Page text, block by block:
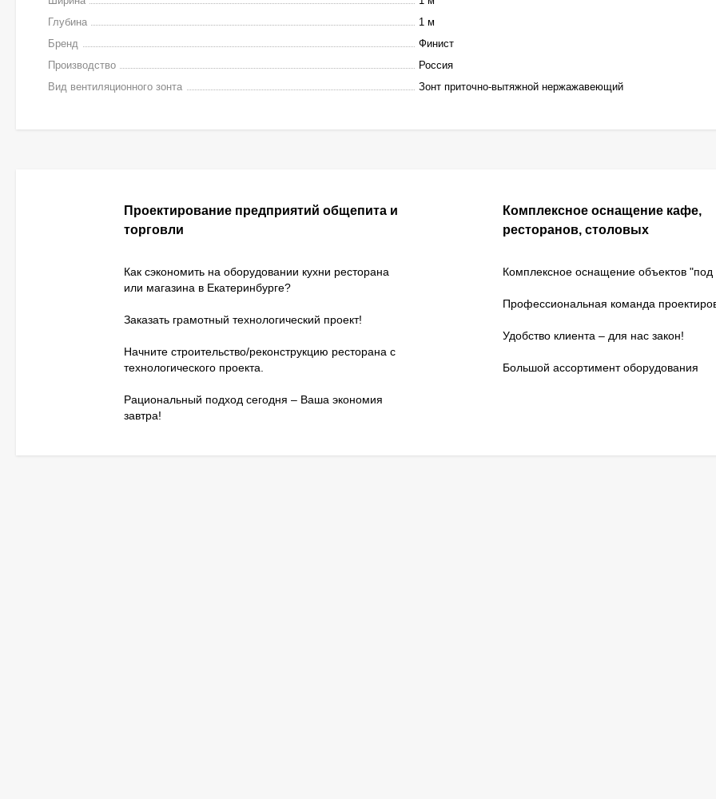
Глубина
1 м
Бренд
Финист
Производство
Россия
Вид вентиляционного зонта
Зонт приточно-вытяжной нержажавеющий
Проектирование предприятий общепита и
торговли
Как сэкономить на оборудовании кухни ресторана
или магазина в Екатеринбурге?
Заказать грамотный технологический проект!
Начните строительство/реконструкцию ресторана с
технологического проекта.
Рациональный подход сегодня – Ваша экономия
завтра!
Комплексное оснащение кафе,
ресторанов, столовых
Комплексное оснащение объектов "под
Профессиональная команда
Удобство клиента – для нас закон!
Большой ассортимент оборудования